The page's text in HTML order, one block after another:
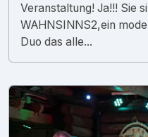
Veranstaltung! Ja!!! Sie
WAHNSINNS2,ein
Duo das alle...